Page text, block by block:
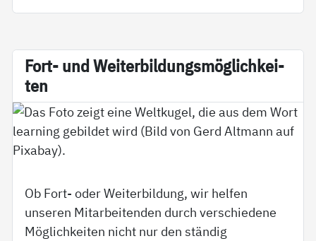
Fort- und Wei­ter­bil­dungs­mög­lich­kei­
ten
Ob Fort- oder Weiterbildung, wir helfen
unseren Mitarbeitenden durch verschiedene
Möglichkeiten nicht nur den ständig